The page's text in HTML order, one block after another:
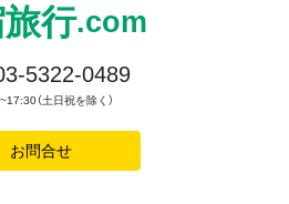
行.com
5322-0489
（土日祝を除く）
お問合せ